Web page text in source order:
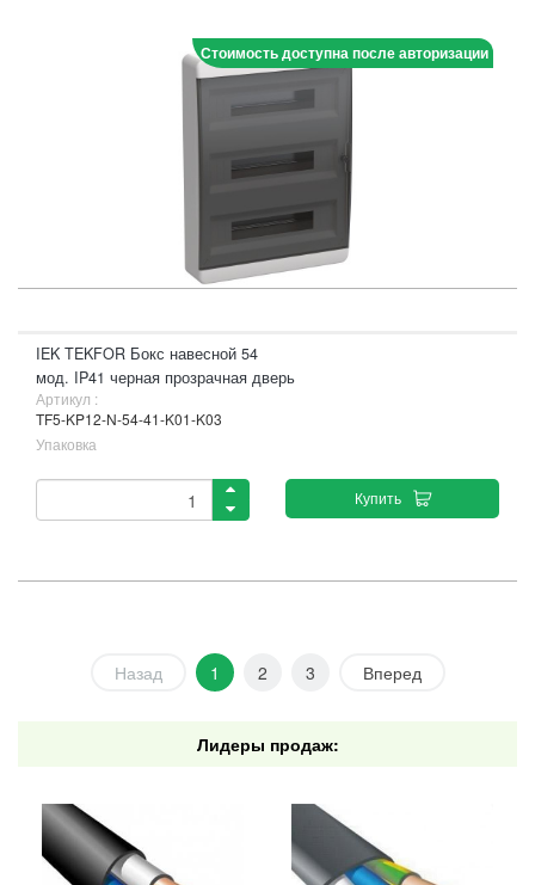
Стоимость доступна после авторизации
IEK TEKFOR Бокс навесной 54
мод. IP41 черная прозрачная дверь
Артикул :
TF5-KP12-N-54-41-K01-K03
Упаковка
Купить
Назад 1 2 3 Вперед
Лидеры продаж: